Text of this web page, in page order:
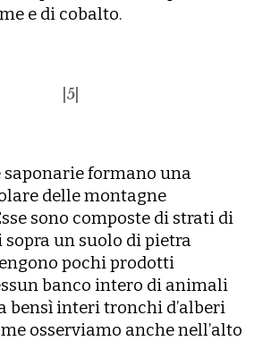
e di cobalto.
5
saponarie formano una
delle montagne
sono composte di strati di
un suolo di pietra
pochi prodotti
banco intero di animali
bensì interi tronchi d’alberi
osserviamo anche nell’alto